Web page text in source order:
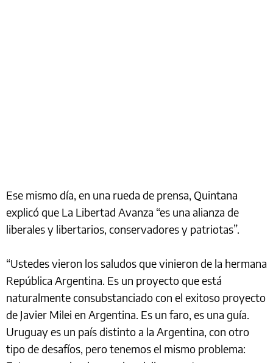
Ese mismo día, en una rueda de prensa, Quintana
explicó que La Libertad Avanza “es una alianza de
liberales y libertarios, conservadores y patriotas”.
“Ustedes vieron los saludos que vinieron de la hermana
República Argentina. Es un proyecto que está
naturalmente consubstanciado con el exitoso proyecto
de Javier Milei en Argentina. Es un faro, es una guía.
Uruguay es un país distinto a la Argentina, con otro
tipo de desafíos, pero tenemos el mismo problema: